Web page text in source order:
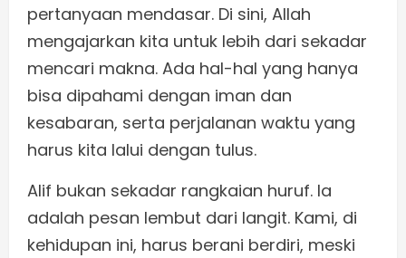
pertanyaan mendasar. Di sini, Allah
mengajarkan kita untuk lebih dari sekadar
mencari makna. Ada hal-hal yang hanya
bisa dipahami dengan iman dan
kesabaran, serta perjalanan waktu yang
harus kita lalui dengan tulus.
Alif bukan sekadar rangkaian huruf. Ia
adalah pesan lembut dari langit. Kami, di
kehidupan ini, harus berani berdiri, meski